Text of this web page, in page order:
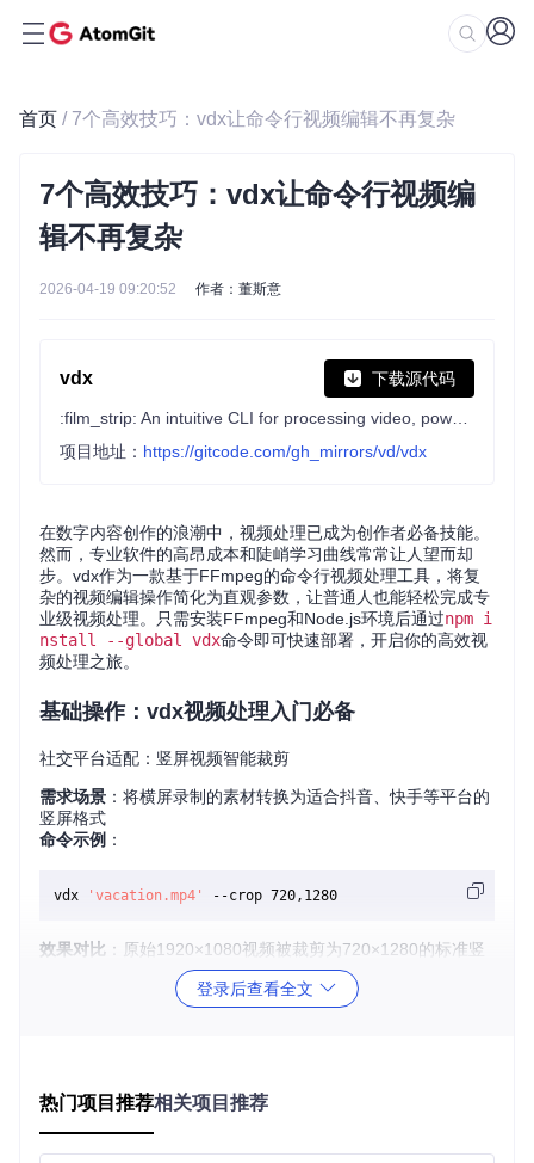
首页 / 7个高效技巧：vdx让命令行视频编辑不再复杂
7个高效技巧：vdx让命令行视频编
辑不再复杂
2026-04-19 09:20:52 作者：董斯意
vdx 下载源代码
项目地址： https://gitcode.com/gh_mirrors/vd/vdx
在数字内容创作的浪潮中，视频处理已成为创作者必备技能。
然而，专业软件的高昂成本和陡峭学习曲线常常让人望而却
步。vdx作为一款基于FFmpeg的命令行视频处理工具，将复
杂的视频编辑操作简化为直观参数，让普通人也能轻松完成专
业级视频处理。只需安装FFmpeg和Node.js环境后通过npm i
nstall --global vdx命令即可快速部署，开启你的高效视
频处理之旅。
基础操作：vdx视频处理入门必备
社交平台适配：竖屏视频智能裁剪
需求场景 ：将横屏录制的素材转换为适合抖音、快手等平台的
竖屏格式
命令示例 ：
vdx 'vacation.mp4'
效果对比 ：原始1920×1080视频被裁剪为720×1280的标准竖
屏尺寸，画面主体居中保留，完美适配手机端观看体验。
存储空间优化：批量视频格式转换
命令示例：
登录后查看全文
热门项目推荐相关项目推荐